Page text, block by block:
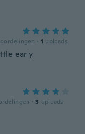
· 1 uploads
early
· 3 uploads